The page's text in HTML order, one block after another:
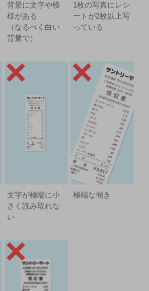
背景に文字や模
様がある
（なるべく白い
背景で）
1枚の写真にレシ
ートが2枚以上写
っている
文字が極端に小
さく読み取れな
い
極端な傾き